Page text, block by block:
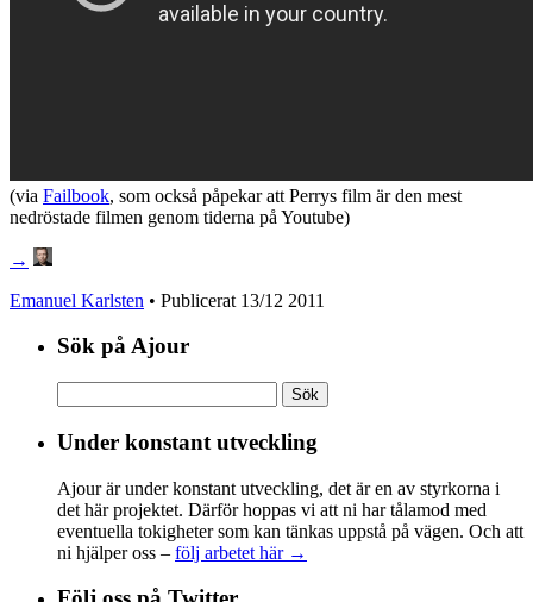
(via Failbook, som också påpekar att Perrys film är den mest
nedröstade filmen genom tiderna på Youtube)
→
Emanuel Karlsten • Publicerat 13/12 2011
Sök på Ajour
efter:
Under konstant utveckling
Ajour är under konstant utveckling, det är en av styrkorna i
det här projektet. Därför hoppas vi att ni har tålamod med
eventuella tokigheter som kan tänkas uppstå på vägen. Och att
ni hjälper oss – följ arbetet här →